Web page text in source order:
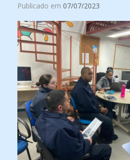
Publicado em 07/07/2023